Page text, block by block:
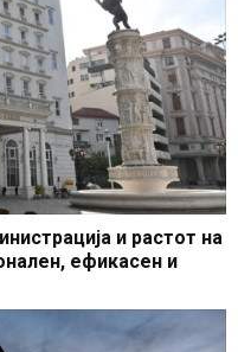
и растот на
ефикасен и